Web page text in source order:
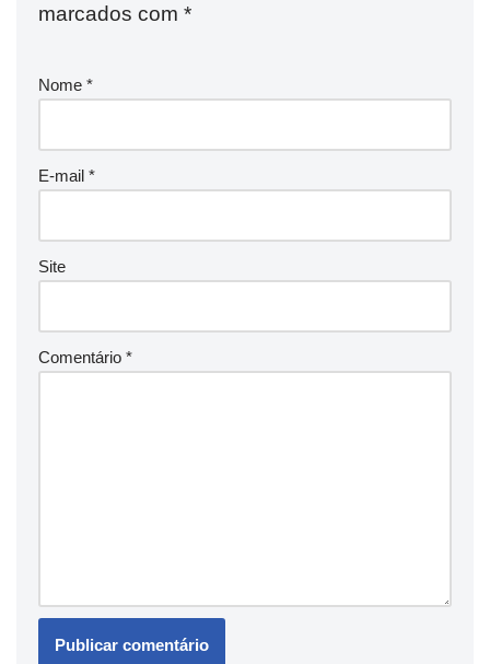
marcados com *
Nome *
E-mail *
Site
Comentário *